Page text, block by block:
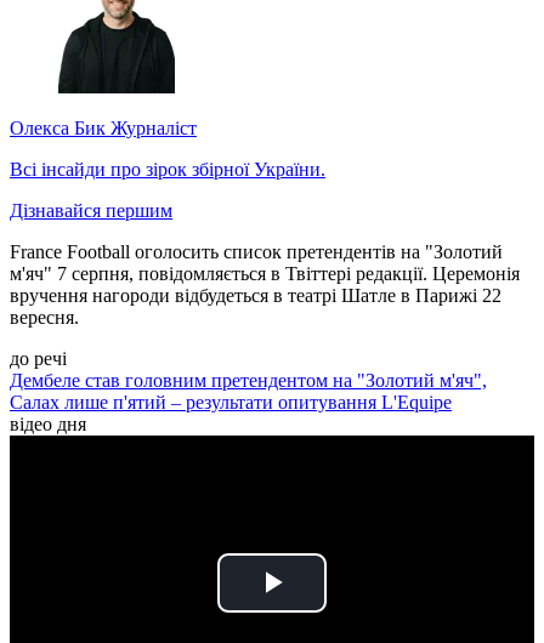
Олекса Бик Журналіст
Всі інсайди про зірок збірної України.
Дізнавайся першим
France Football оголосить список претендентів на "Золотий
м'яч" 7 серпня, повідомляється в Твіттері редакції. Церемонія
вручення нагороди відбудеться в театрі Шатле в Парижі 22
вересня.
до речі
Дембеле став головним претендентом на "Золотий м'яч",
Салах лише п'ятий – результати опитування L'Equipe
відео дня
Play